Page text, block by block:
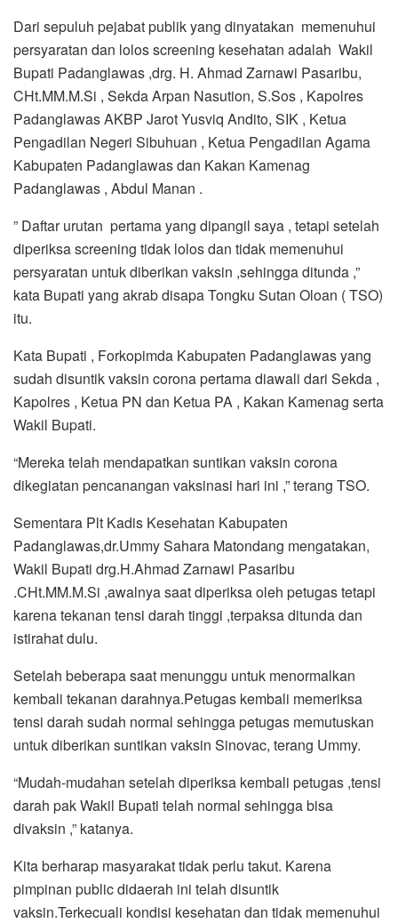
Dari sepuluh pejabat publik yang dinyatakan memenuhui
persyaratan dan lolos screening kesehatan adalah Wakil
Bupati Padanglawas ,drg. H. Ahmad Zarnawi Pasaribu,
CHt.MM.M.Si , Sekda Arpan Nasution, S.Sos , Kapolres
Padanglawas AKBP Jarot Yusviq Andito, SIK , Ketua
Pengadilan Negeri Sibuhuan , Ketua Pengadilan Agama
Kabupaten Padanglawas dan Kakan Kamenag
Padanglawas , Abdul Manan .
” Daftar urutan pertama yang dipangil saya , tetapi setelah
diperiksa screening tidak lolos dan tidak memenuhui
persyaratan untuk diberikan vaksin ,sehingga ditunda ,”
kata Bupati yang akrab disapa Tongku Sutan Oloan ( TSO)
itu.
Kata Bupati , Forkopimda Kabupaten Padanglawas yang
sudah disuntik vaksin corona pertama diawali dari Sekda ,
Kapolres , Ketua PN dan Ketua PA , Kakan Kamenag serta
Wakil Bupati.
“Mereka telah mendapatkan suntikan vaksin corona
dikegiatan pencanangan vaksinasi hari ini ,” terang TSO.
Sementara Plt Kadis Kesehatan Kabupaten
Padanglawas,dr.Ummy Sahara Matondang mengatakan,
Wakil Bupati drg.H.Ahmad Zarnawi Pasaribu
.CHt.MM.M.Si ,awalnya saat diperiksa oleh petugas tetapi
karena tekanan tensi darah tinggi ,terpaksa ditunda dan
istirahat dulu.
Setelah beberapa saat menunggu untuk menormalkan
kembali tekanan darahnya.Petugas kembali memeriksa
tensi darah sudah normal sehingga petugas memutuskan
untuk diberikan suntikan vaksin Sinovac, terang Ummy.
“Mudah-mudahan setelah diperiksa kembali petugas ,tensi
darah pak Wakil Bupati telah normal sehingga bisa
divaksin ,” katanya.
Kita berharap masyarakat tidak perlu takut. Karena
pimpinan public didaerah ini telah disuntik
vaksin.Terkecuali kondisi kesehatan dan tidak memenuhui